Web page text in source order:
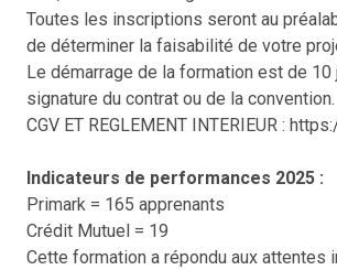
Toutes les inscriptions seront au
de déterminer la faisabilité de votre
Le démarrage de la formation est de 10
signature du contrat ou de la convention.
CGV ET REGLEMENT INTERIEUR :
Indicateurs de performances 2025 :
Primark = 165 apprenants
Crédit Mutuel = 19
Cette formation a répondu aux attentes